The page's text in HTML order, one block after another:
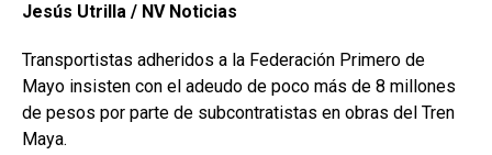
Jesús Utrilla / NV Noticias
Transportistas adheridos a la Federación Primero de
Mayo insisten con el adeudo de poco más de 8 millones
de pesos por parte de subcontratistas en obras del Tren
Maya.